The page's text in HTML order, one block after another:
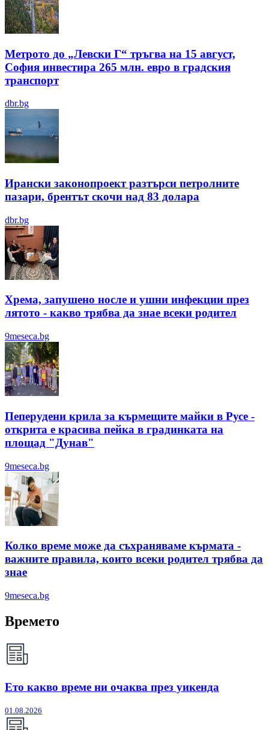
Метрото до „Левски Г“ тръгва на 15 август,
София инвестира 265 млн. евро в градския
транспорт
dbr.bg
Ирански законопроект разтърси петролните
пазари, брентът скочи над 83 долара
dbr.bg
Хрема, запушено носле и ушни инфекции през
лятотo - какво трябва да знае всеки родител
9meseca.bg
Пеперудени крила за кърмещите майки в Русе -
открита е красива пейка в градинката на
площад "Дунав"
9meseca.bg
Колко време може да съхраняваме кърмата -
важните правила, които всеки родител трябва да
знае
9meseca.bg
Времето
Ето какво време ни очаква през уикенда
01.08.2026